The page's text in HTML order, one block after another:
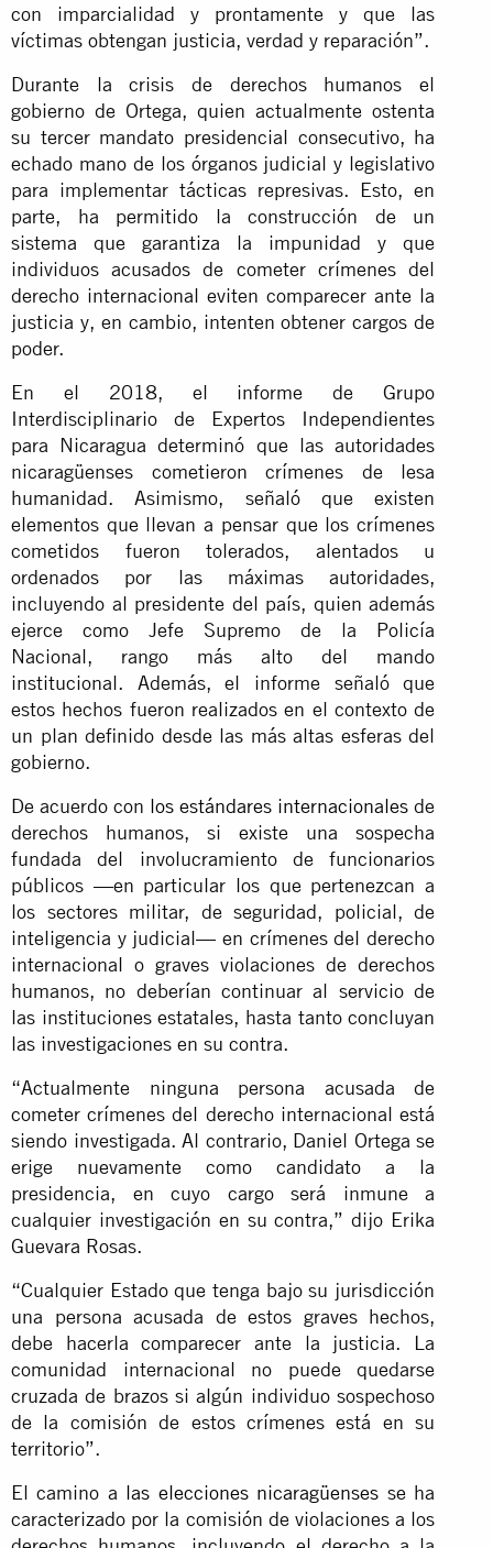
con imparcialidad y prontamente y que las
víctimas obtengan justicia, verdad y reparación”.
Durante la crisis de derechos humanos el
gobierno de Ortega, quien actualmente ostenta
su tercer mandato presidencial consecutivo, ha
echado mano de los órganos judicial y legislativo
para implementar tácticas represivas. Esto, en
parte, ha permitido la construcción de un
sistema que garantiza la impunidad y que
individuos acusados de cometer crímenes del
derecho internacional eviten comparecer ante la
justicia y, en cambio, intenten obtener cargos de
poder.
En el 2018, el informe de Grupo
Interdisciplinario de Expertos Independientes
para Nicaragua determinó que las autoridades
nicaragüenses cometieron crímenes de lesa
humanidad. Asimismo, señaló que existen
elementos que llevan a pensar que los crímenes
cometidos fueron tolerados, alentados u
ordenados por las máximas autoridades,
incluyendo al presidente del país, quien además
ejerce como Jefe Supremo de la Policía
Nacional, rango más alto del mando
institucional. Además, el informe señaló que
estos hechos fueron realizados en el contexto de
un plan definido desde las más altas esferas del
gobierno.
De acuerdo con los estándares internacionales de
derechos humanos, si existe una sospecha
fundada del involucramiento de funcionarios
públicos —en particular los que pertenezcan a
los sectores militar, de seguridad, policial, de
inteligencia y judicial— en crímenes del derecho
internacional o graves violaciones de derechos
humanos, no deberían continuar al servicio de
las instituciones estatales, hasta tanto concluyan
las investigaciones en su contra.
“Actualmente ninguna persona acusada de
cometer crímenes del derecho internacional está
siendo investigada. Al contrario, Daniel Ortega se
erige nuevamente como candidato a la
presidencia, en cuyo cargo será inmune a
cualquier investigación en su contra,” dijo Erika
Guevara Rosas.
“Cualquier Estado que tenga bajo su jurisdicción
una persona acusada de estos graves hechos,
debe hacerla comparecer ante la justicia. La
comunidad internacional no puede quedarse
cruzada de brazos si algún individuo sospechoso
de la comisión de estos crímenes está en su
territorio”.
El camino a las elecciones nicaragüenses se ha
caracterizado por la comisión de violaciones a los